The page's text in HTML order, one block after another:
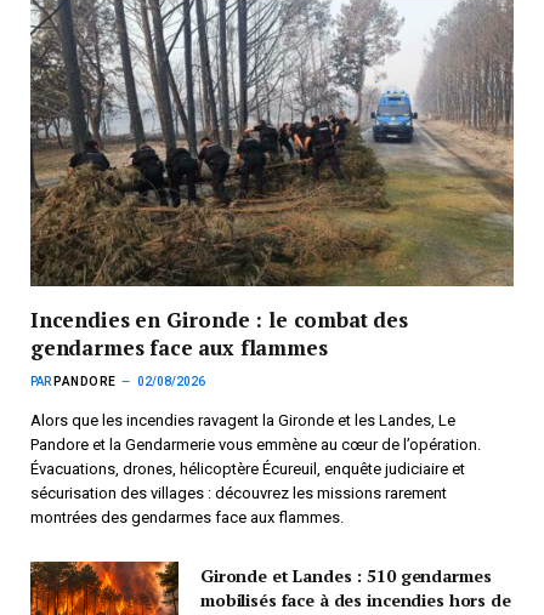
Incendies en Gironde : le combat des
gendarmes face aux flammes
PAR PANDORE 02/08/2026
Alors que les incendies ravagent la Gironde et les Landes, Le
Pandore et la Gendarmerie vous emmène au cœur de l’opération.
Évacuations, drones, hélicoptère Écureuil, enquête judiciaire et
sécurisation des villages : découvrez les missions rarement
montrées des gendarmes face aux flammes.
Gironde et Landes : 510 gendarmes
mobilisés face à des incendies hors de